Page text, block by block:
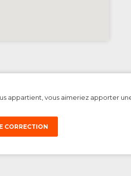
appartient, vous aimeriez apporter
CORRECTION